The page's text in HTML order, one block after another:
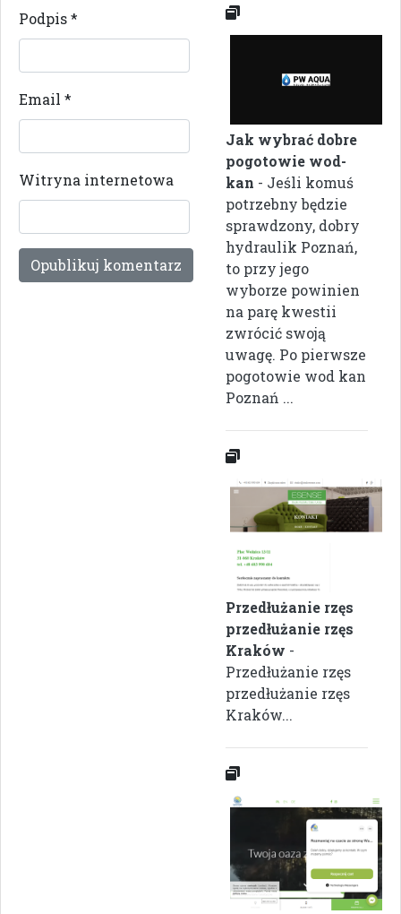
Podpis*
Email *
Witryna internetowa
Jak wybrać dobre
pogotowie wod-
kan - Jeśli komuś
potrzebny będzie
sprawdzony, dobry
hydraulik Poznań,
to przy jego
wyborze powinien
na parę kwestii
zwrócić swoją
uwagę. Po pierwsze
pogotowie wod kan
Poznań ...
Przedłużanie rzęs
przedłużanie rzęs
Kraków -
Przedłużanie rzęs
przedłużanie rzęs
Kraków...